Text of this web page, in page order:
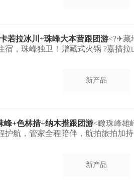
若拉冰川+珠峰大本营跟团游<?‍✈藏
，珠峰独卫！赠藏式火锅 ?嘉措拉
新产品
峰+色林措+纳木措跟团游<瞰珠峰雄
护航，管家全程陪伴，航拍旅拍加
新产品